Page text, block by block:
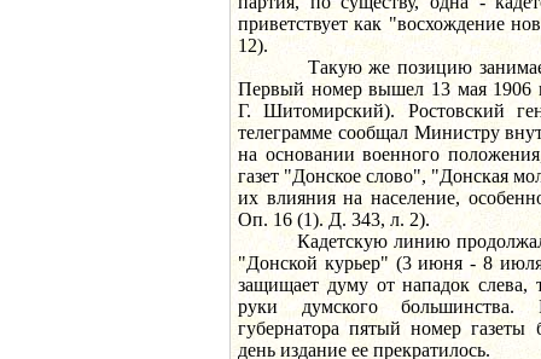
приветствует как "восхождение
12).
Такую же позицию занимает
Первый номер вышел 13 мая 1906
Г. Шитомирский). Ростовский
телеграмме сообщал Министру
на основании военного
газет "Донское слово", "Донская
их влияния на население,
Оп. 16 (1). Д. 343, л. 2).
Кадетскую линию продолжала
"Донской курьер" (3 июня - 8
защищает думу от нападок слева,
руки думского большинства.
губернатора пятый номер газеты
день издание ее прекратилось.